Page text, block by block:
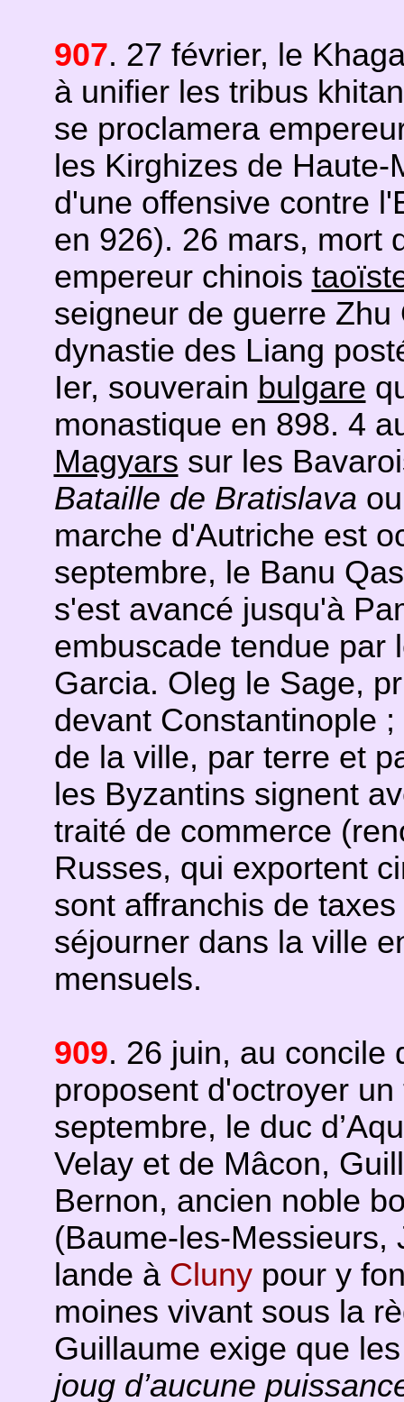
907. 27 février, le
à unifier les tribus
se proclamera
les Kirghizes de
d'une offensive contre
en 926). 26 mars, mort
empereur chinois
seigneur de guerre
dynastie des Liang
Ier, souverain bulgare
monastique en 898. 4
Magyars sur les
Bataille de Bratislava
marche d'Autriche est
septembre, le Banu
s'est avancé jusqu'à
embuscade tendue par
Garcia. Oleg le Sage,
devant Constantinople
de la ville, par terre et
les Byzantins signent
traité de commerce
Russes, qui exportent
sont affranchis de
séjourner dans la ville
mensuels.
909. 26 juin, au concile
proposent d'octroyer
septembre, le duc
Velay et de Mâcon,
Bernon, ancien noble
(Baume-les-Messieurs,
lande à Clunypour y
moines vivant sous la
Guillaume exige que
joug d’aucune